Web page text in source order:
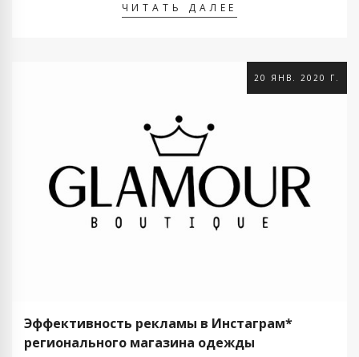
Подруга крутится или пытается …
ЧИТАТЬ ДАЛЕЕ
20 ЯНВ. 2020 Г.
Эффективность рекламы в Инстаграм*
регионального магазина одежды